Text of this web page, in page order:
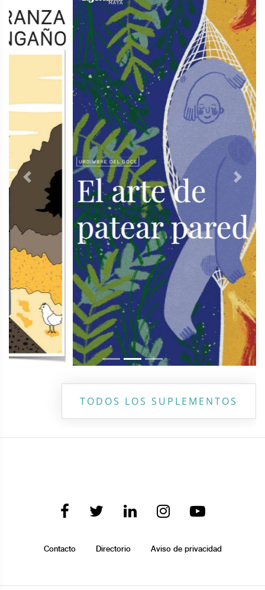
Previous Next
TODOS LOS SUPLEMENTOS
Contacto Directorio Aviso de privacidad